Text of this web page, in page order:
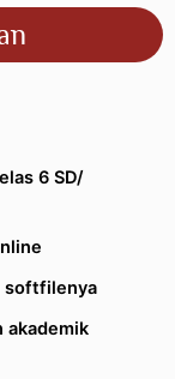
6 SD/
softfilenya
akademik